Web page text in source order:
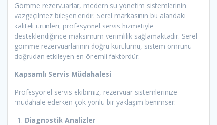
Gömme rezervuarlar, modern su yönetim sistemlerinin
vazgeçilmez bileşenleridir. Serel markasının bu alandaki
kaliteli ürünleri, profesyonel servis hizmetiyle
desteklendiğinde maksimum verimlilik sağlamaktadır. Serel
gömme rezervuarlarının doğru kurulumu, sistem ömrünü
doğrudan etkileyen en önemli faktördür.
Kapsamlı Servis Müdahalesi
Profesyonel servis ekibimiz, rezervuar sistemlerinize
müdahale ederken çok yönlü bir yaklaşım benimser:
Diagnostik Analizler